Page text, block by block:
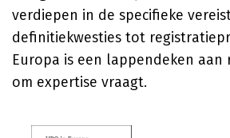
verdiepen in de specifieke
definitiekwesties tot
Europa is een lappendeken aan
om expertise vraagt.